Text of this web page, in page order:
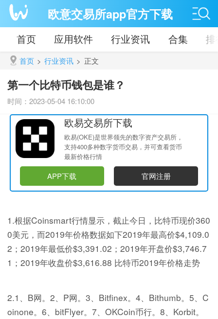
欧意交易所app官方下载
首页 应用软件 行业资讯 合集
首页 > 行业资讯 > 正文
第一个比特币钱包是谁？
时间：2023-05-04 16:10:00
欧易交易所下载
欧易(OKE)是世界领先的数字资产交易所，
支持400多种数字货币交易，并可查看货币
最新价格行情
APP下载 官网注册
1.根据Coinsmart行情显示，截止今日，比特币现价360
0美元，而2019年价格数据如下2019年最高价$4,109.0
2；2019年最低价$3,391.02；2019年开盘价$3,746.7
1；2019年收盘价$3,616.88 比特币2019年价格走势
2.1、B网。2、P网。3、Bitfinex。4、Bithumb。5、C
oinone。6、bitFlyer。7、OKCoin币行。8、Korbit。